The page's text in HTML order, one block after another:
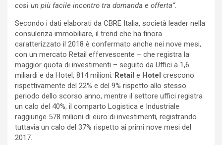
così un più facile incontro tra domanda e offerta”.
Secondo i dati elaborati da CBRE Italia, società leader nella
consulenza immobiliare, il trend che ha finora
caratterizzato il 2018 è confermato anche nei nove mesi,
con un mercato Retail effervescente – che registra la
maggior quota di investimenti – seguito da Uffici a 1,6
miliardi e da Hotel, 814 milioni. Retail e Hotel crescono
rispettivamente del 22% e del 9% rispetto allo stesso
periodo dello scorso anno, mentre il settore uffici registra
un calo del 40%; il comparto Logistica e Industriale
raggiunge 578 milioni di euro di investimenti, registrando
tuttavia un calo del 37% rispetto ai primi nove mesi del
2017.